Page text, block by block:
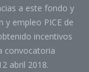
a este fondo y
y empleo PICE de
incentivos
convocatoria
abril 2018.